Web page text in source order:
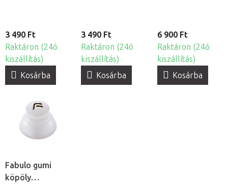
3 490 Ft
Raktáron (24ó
kiszállítás)
Kosárba
3 490 Ft
Raktáron (24ó
kiszállítás)
Kosárba
6 900 Ft
Raktáron (24ó
kiszállítás)
Kosárba
Fabulo gumi
köpöly